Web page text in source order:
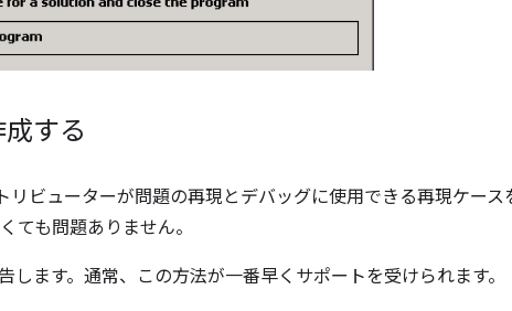
する
ビューターが問題の再現とデバッグに使用できる再現ケース
ても問題ありません。
します。通常、この方法が一番早くサポートを受けられます。